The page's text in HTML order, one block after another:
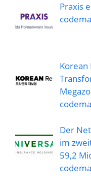
Praxis
Korean
Der
im
59,2